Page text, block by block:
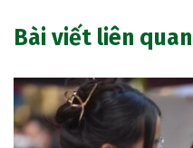
Bài viết liên quan